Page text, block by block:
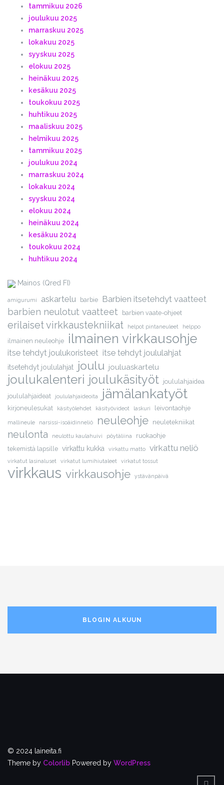
tammikuu 2026
joulukuu 2025
marraskuu 2025
lokakuu 2025
syyskuu 2025
elokuu 2025
heinäkuu 2025
kesäkuu 2025
toukokuu 2025
huhtikuu 2025
maaliskuu 2025
helmikuu 2025
tammikuu 2025
joulukuu 2024
marraskuu 2024
lokakuu 2024
syyskuu 2024
elokuu 2024
heinäkuu 2024
kesäkuu 2024
toukokuu 2024
huhtikuu 2024
Mainos (Qred FI)
amigurumi askartelu barbie Barbien itsetehdyt vaatteet
barbien neulotut vaatteet barbien vaate-ohjeet
erilaiset virkkaustekniikat helpot pintaneuleet helppo
ilmainen neuleohje ilmainen virkkausohje
itse tehdyt joulukoristeet itse tehdyt joululahjat
itsetehdyt joululahjat joulu jouluaskartelu
joulukalenteri joulukäsityöt joululahjaidea
joululahjaideat
joululahjaideoita jämälankatyöt
kirjoneulesukat käsityölehdet käsityövideot laskuri leivontaohje
mallineule narsissi-isoäidinneliö neuleohje neuletekniikat
neulonta neulottu kaulahuivi pöytäliina
ruokaohje
tekemistä lapsille virkattu kukka virkattu matto virkattu neliö
virkatut lasinaluset virkatut lumihiutaleet virkatut tossut
virkkaus virkkausohje ystävänpäivä
BLOGIN ALKUUN
© 2024 laineita.fi
Theme by Colorlib Powered by WordPress